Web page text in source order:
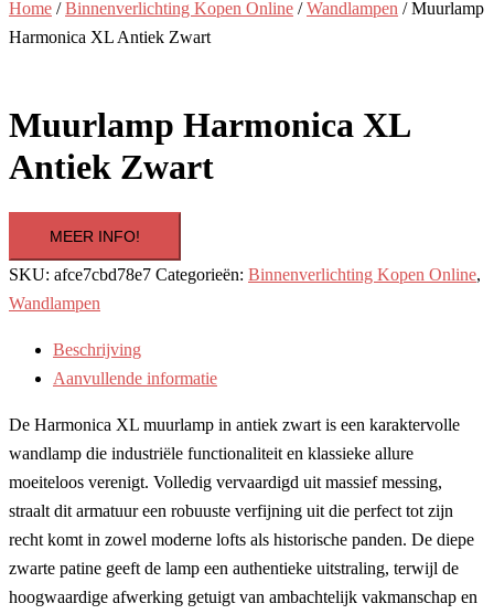
Home /Binnenverlichting Kopen Online /Wandlampen / Muurlamp
Harmonica XL Antiek Zwart
Muurlamp Harmonica XL
Antiek Zwart
MEER INFO!
SKU: afce7cbd78e7 Categorieën: Binnenverlichting Kopen Online,
Wandlampen
Beschrijving
Aanvullende informatie
De Harmonica XL muurlamp in antiek zwart is een karaktervolle
wandlamp die industriële functionaliteit en klassieke allure
moeiteloos verenigt. Volledig vervaardigd uit massief messing,
straalt dit armatuur een robuuste verfijning uit die perfect tot zijn
recht komt in zowel moderne lofts als historische panden. De diepe
zwarte patine geeft de lamp een authentieke uitstraling, terwijl de
hoogwaardige afwerking getuigt van ambachtelijk vakmanschap en